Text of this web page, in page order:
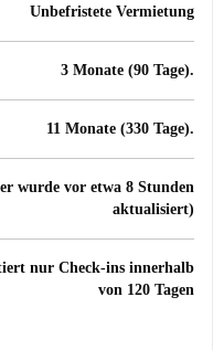
Unbefristete Vermietung
3 Monate (90 Tage).
11 Monate (330 Tage).
wurde vor etwa 8 Stunden
aktualisiert)
nur Check-ins innerhalb
von 120 Tagen